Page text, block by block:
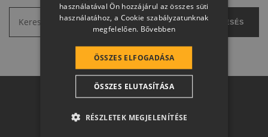
KERESÉS
Otthon a
GERMAN
ROMANIAN
CROATIAN
SR
RO-HU
használatával Ön hozzájárul az összes süti
használatához, a Cookie szabályzatunknak
megfelelően. Bővebben
ÖSSZES ELFOGADÁSA
ÖSSZES ELUTASÍTÁSA
RÉSZLETEK MEGJELENÍTÉSE